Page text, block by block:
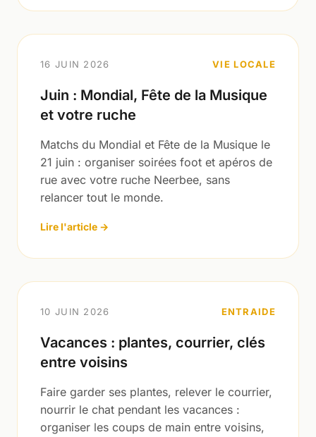
16 JUIN 2026 VIE LOCALE
Juin : Mondial, Fête de la Musique
et votre ruche
Matchs du Mondial et Fête de la Musique le
21 juin : organiser soirées foot et apéros de
rue avec votre ruche Neerbee, sans
relancer tout le monde.
Lire l'article →
10 JUIN 2026 ENTRAIDE
Vacances : plantes, courrier, clés
entre voisins
Faire garder ses plantes, relever le courrier,
nourrir le chat pendant les vacances :
organiser les coups de main entre voisins,